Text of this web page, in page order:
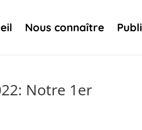
Nous connaître
Notre 1er